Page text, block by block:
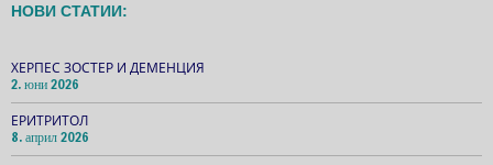
НОВИ СТАТИИ:
ХЕРПЕС ЗОСТЕР И ДЕМЕНЦИЯ
2. юни 2026
ЕРИТРИТОЛ
8. април 2026